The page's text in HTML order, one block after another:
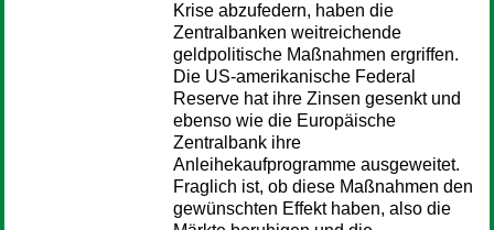
Krise abzufedern, haben die
Zentralbanken weitreichende
geldpolitische Maßnahmen ergriffen.
Die US-amerikanische Federal
Reserve hat ihre Zinsen gesenkt und
ebenso wie die Europäische
Zentralbank ihre
Anleihekaufprogramme ausgeweitet.
Fraglich ist, ob diese Maßnahmen den
gewünschten Effekt haben, also die